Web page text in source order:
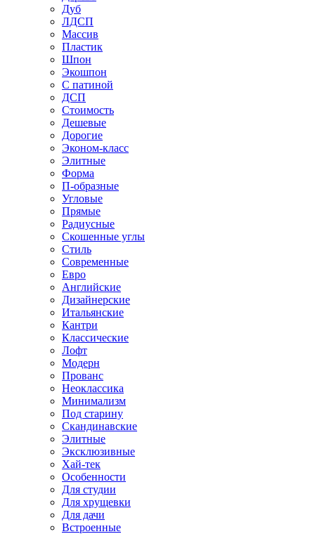
Дуб
ЛДСП
Массив
Пластик
Шпон
Экошпон
С патиной
ДСП
Стоимость
Дешевые
Дорогие
Эконом-класс
Элитные
Форма
П-образные
Угловые
Прямые
Радиусные
Скошенные углы
Стиль
Современные
Евро
Английские
Дизайнерские
Итальянские
Кантри
Классические
Лофт
Модерн
Прованс
Неоклассика
Минимализм
Под старину
Скандинавские
Элитные
Эксклюзивные
Хай-тек
Особенности
Для студии
Для хрущевки
Для дачи
Встроенные